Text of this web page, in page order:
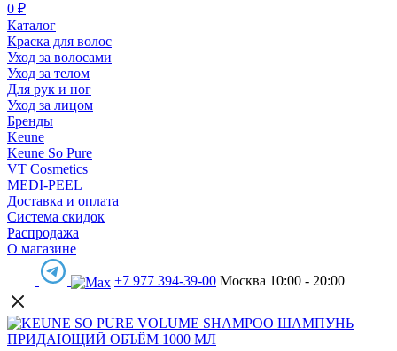
0 ₽
Каталог
Краска для волос
Уход за волосами
Уход за телом
Для рук и ног
Уход за лицом
Бренды
Keune
Keune So Pure
VT Cosmetics
MEDI-PEEL
Доставка и оплата
Система скидок
Распродажа
О магазине
+7 977 394-39-00 Москва 10:00 - 20:00